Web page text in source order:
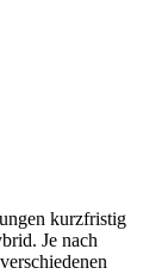
kurzfristig
Je nach